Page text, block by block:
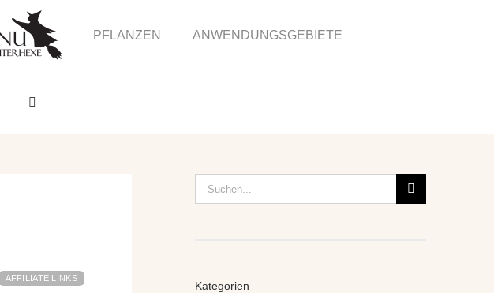
PFLANZEN ANWENDUNGSGEBIETE
AFFILIATE LINKS
Suche
nach:
Kategorien